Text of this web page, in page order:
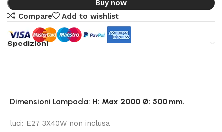
Buy now
Compare
Add to wishlist
Spedizioni
Dimensioni Lampada: H: Max 2000 Ø: 500 mm.
luci: E27 3X40W non inclusa